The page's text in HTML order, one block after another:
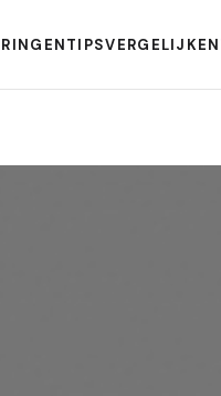
TIPSVERGELIJKEN